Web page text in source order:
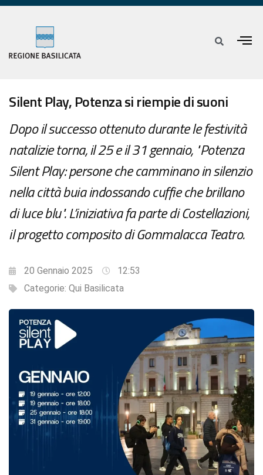
Silent Play, Potenza si riempie di suoni
Dopo il successo ottenuto durante le festività
natalizie torna, il 25 e il 31 gennaio, "Potenza
Silent Play: persone che camminano in silenzio
nella città buia indossando cuffie che brillano
di luce blu". L’iniziativa fa parte di Costellazioni,
il progetto composito di Gommalacca Teatro.
20 Gennaio 2025
12:53
Categorie: Qui Basilicata